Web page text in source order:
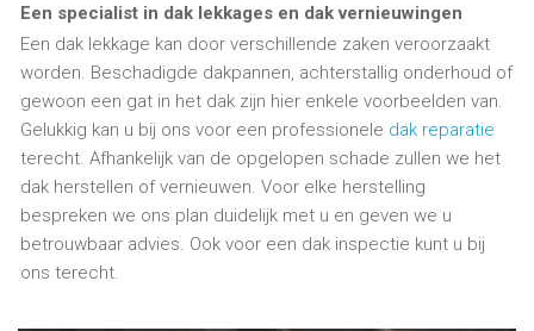
Een specialist in dak lekkages en dak vernieuwingen
Een dak lekkage kan door verschillende zaken veroorzaakt
worden. Beschadigde dakpannen, achterstallig onderhoud of
gewoon een gat in het dak zijn hier enkele voorbeelden van.
Gelukkig kan u bij ons voor een professionele dak reparatie
terecht. Afhankelijk van de opgelopen schade zullen we het
dak herstellen of vernieuwen. Voor elke herstelling
bespreken we ons plan duidelijk met u en geven we u
betrouwbaar advies. Ook voor een dak inspectie kunt u bij
ons terecht.